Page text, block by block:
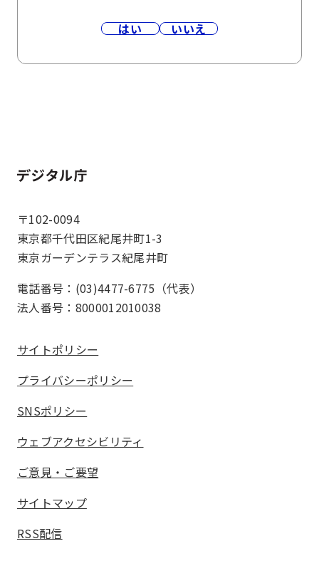
はい いいえ
ホーム
〒102-0094
東京都千代田区紀尾井町1-3
東京ガーデンテラス紀尾井町
電話番号：(03)4477-6775（代表）
法人番号：8000012010038
サイトポリシー
プライバシーポリシー
SNSポリシー
ウェブアクセシビリティ
ご意見・ご要望
サイトマップ
RSS配信